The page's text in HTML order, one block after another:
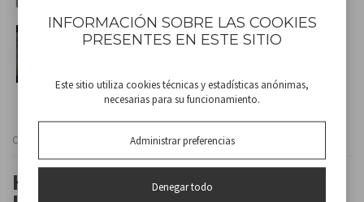
Cod
HERVIDOR ELÉCTRICO DE 1,7
INFORMACIÓN SOBRE LAS COOKIES
PRESENTES EN ESTE SITIO
Este sitio utiliza cookies técnicas y estadísticas anónimas,
necesarias para su funcionamiento.
Administrar preferencias
Denegar todo